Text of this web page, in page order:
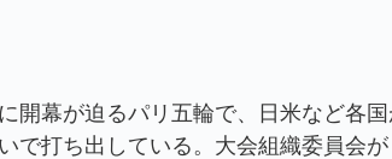
開幕が迫るパリ五輪で、日米など各
で打ち出している。大会組織委員会